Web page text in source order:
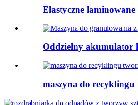
Elastyczne
Oddzielny akumulator
maszyna do recyklingu